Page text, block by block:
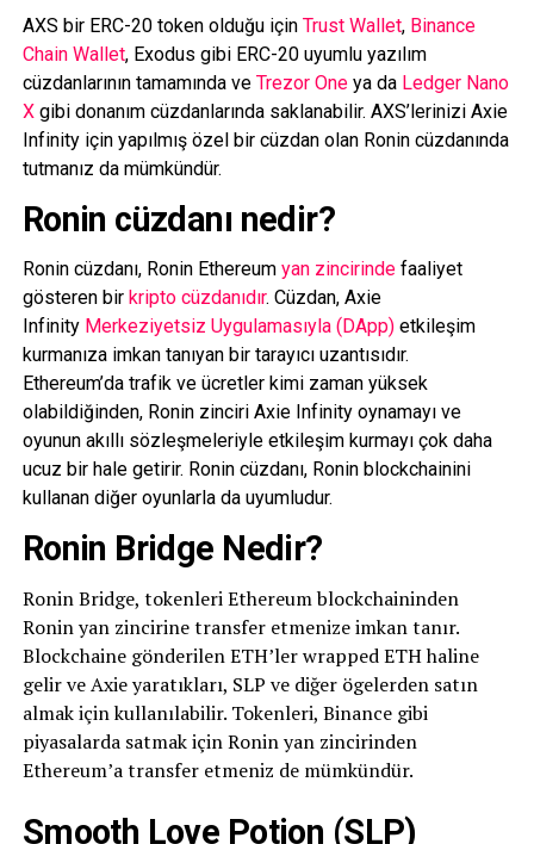
AXS bir ERC-20 token olduğu için Trust Wallet, Binance
Chain Wallet, Exodus gibi ERC-20 uyumlu yazılım
cüzdanlarının tamamında ve Trezor Oneya da Ledger Nano
Xgibi donanım cüzdanlarında saklanabilir. AXS’lerinizi Axie
Infinity için yapılmış özel bir cüzdan olan Ronin cüzdanında
tutmanız da mümkündür.
Ronin cüzdanı nedir?
Ronin cüzdanı, Ronin Ethereum yan zincirindefaaliyet
gösteren bir kripto cüzdanıdır. Cüzdan, Axie
Infinity Merkeziyetsiz Uygulamasıyla (DApp)etkileşim
kurmanıza imkan tanıyan bir tarayıcı uzantısıdır.
Ethereum’da trafik ve ücretler kimi zaman yüksek
olabildiğinden, Ronin zinciri Axie Infinity oynamayı ve
oyunun akıllı sözleşmeleriyle etkileşim kurmayı çok daha
ucuz bir hale getirir. Ronin cüzdanı, Ronin blockchainini
kullanan diğer oyunlarla da uyumludur.
Ronin Bridge Nedir?
Ronin Bridge, tokenleri Ethereum blockchaininden
Ronin yan zincirine transfer etmenize imkan tanır.
Blockchaine gönderilen ETH’ler wrapped ETH haline
gelir ve Axie yaratıkları, SLP ve diğer ögelerden satın
almak için kullanılabilir. Tokenleri, Binance gibi
piyasalarda satmak için Ronin yan zincirinden
Ethereum’a transfer etmeniz de mümkündür.
Smooth Love Potion (SLP)